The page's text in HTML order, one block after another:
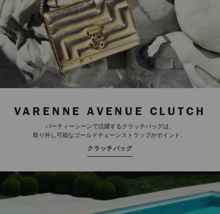
VARENNE AVENUE CLUTCH
パーティーシーンで活躍するクラッチバッグは、
取り外し可能なゴールドチェーンストラップがポイント。
クラッチバッグ